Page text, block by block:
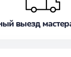
выезд